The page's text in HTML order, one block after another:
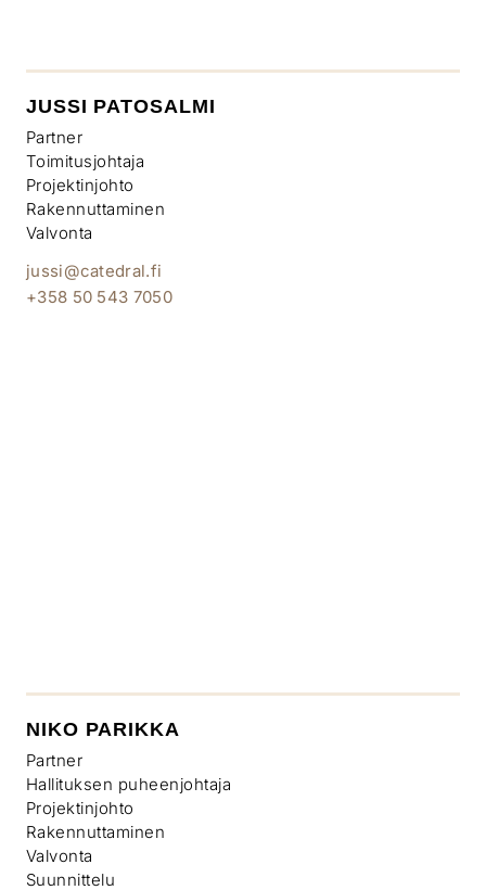
JUSSI PATOSALMI
Partner
Toimitusjohtaja
Projektinjohto
Rakennuttaminen
Valvonta
jussi@catedral.fi
+358 50 543 7050
NIKO PARIKKA
Partner
Hallituksen puheenjohtaja
Projektinjohto
Rakennuttaminen
Valvonta
Suunnittelu